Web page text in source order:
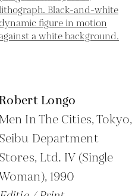
Robert Longo
Men In The Cities, Tokyo,
Seibu Department
Stores, Ltd. IV (Single
1990